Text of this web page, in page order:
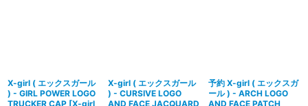
X-girl ( エックスガール
) - GIRL POWER LOGO
TRUCKER CAP [X-girl
X-girl ( エックスガール
) - CURSIVE LOGO
AND FACE JACQUARD
予約 X-girl ( エックスガ
ール ) - ARCH LOGO
AND FACE PATCH